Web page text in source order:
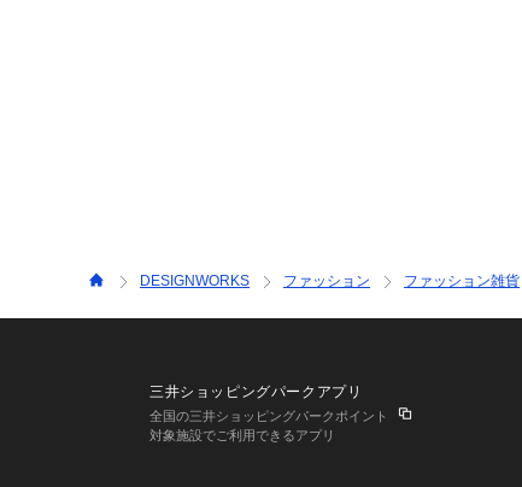
DESIGNWORKS ファッション ファッション雑貨
三井ショッピングパークアプリ
全国の三井ショッピングパークポイント
対象施設でご利用できるアプリ